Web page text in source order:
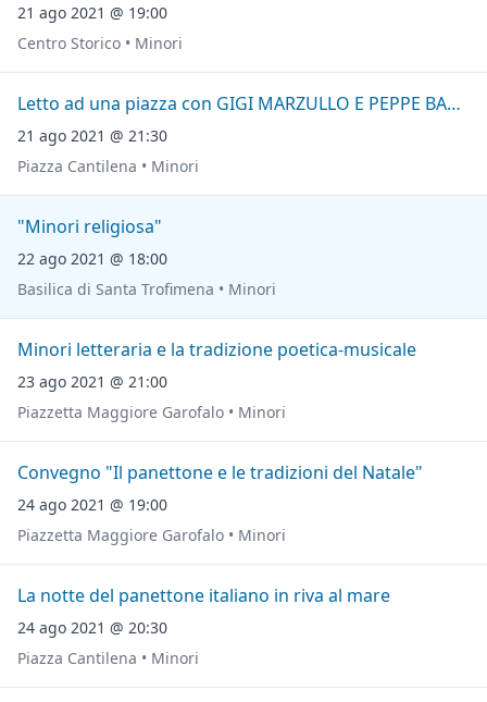
21 ago 2021 @ 19:00
Centro Storico • Minori
Letto ad una piazza con GIGI MARZULLO E PEPPE BARRA
21 ago 2021 @ 21:30
Piazza Cantilena • Minori
"Minori religiosa"
22 ago 2021 @ 18:00
Basilica di Santa Trofimena • Minori
Minori letteraria e la tradizione poetica-musicale
23 ago 2021 @ 21:00
Piazzetta Maggiore Garofalo • Minori
Convegno "Il panettone e le tradizioni del Natale"
24 ago 2021 @ 19:00
Piazzetta Maggiore Garofalo • Minori
La notte del panettone italiano in riva al mare
24 ago 2021 @ 20:30
Piazza Cantilena • Minori